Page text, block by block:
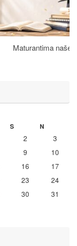
Maturantima naše
S N
2
3
9
10
16
17
23
24
30
31